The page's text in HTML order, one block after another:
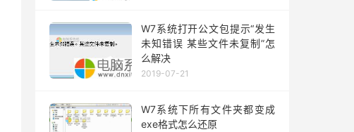
W7系统打开公文包提示“发生
未知错误 某些文件未复制”怎
么解决
2019-07-21
W7系统下所有文件夹都变成
exe格式怎么还原